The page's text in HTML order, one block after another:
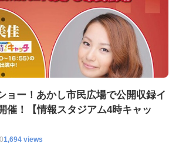
ョー！あかし市民広場で公開収録イ
催！【情報スタジアム4時キャッ
1,694 views